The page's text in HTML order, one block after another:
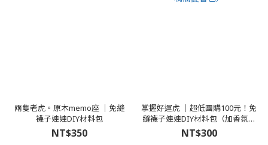
兩隻老虎。原木memo座 │免縫
襪子娃娃DIY材料包
NT$350
掌握好運虎 │超低團購100元！免
縫襪子娃娃DIY材料包（加香氛精
油變香包）
NT$300